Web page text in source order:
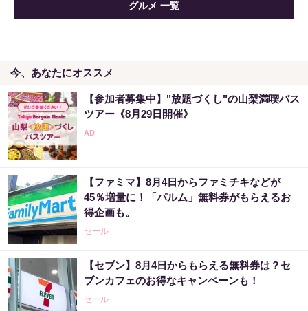
こと”してる
PR（合同会社デジタルファーム ）
運が崩壊します
PR（合同会社デジタルファーム ）
グルメ 一覧
今、あなたにオススメ
【参加者募集中】"放題づくし"の山梨満喫バス
ツアー《8月29日開催》
【ファミマ】8月4日からファミチキなどが
45％増量に！「パルム」無料券がもらえるお
得企画も。
セール
【セブン】8月4日からもらえる無料券は？セ
ブンカフェのお得なキャンペーンも！
セール